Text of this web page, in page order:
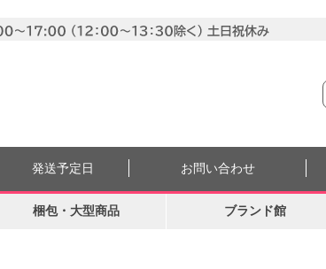
発送予定日 お問い合わせ
梱包・大型商品 ブランド館